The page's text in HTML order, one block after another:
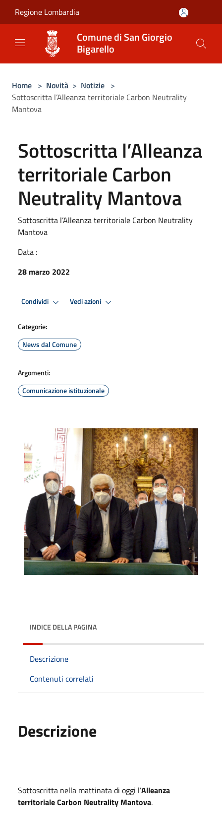
Regione Lombardia
Comune di San Giorgio
Bigarello
Home > Novità > Notizie >
Sottoscritta l’Alleanza territoriale Carbon Neutrality
Mantova
Sottoscritta l’Alleanza
territoriale Carbon
Neutrality Mantova
Sottoscritta l’Alleanza territoriale Carbon Neutrality
Mantova
Data :
28 marzo 2022
Condividi Vedi azioni
Categorie:
News dal Comune
Argomenti:
Comunicazione istituzionale
INDICE DELLA PAGINA
Descrizione
Contenuti correlati
Descrizione
Sottoscritta nella mattinata di oggi l’Alleanza
territoriale Carbon Neutrality Mantova.